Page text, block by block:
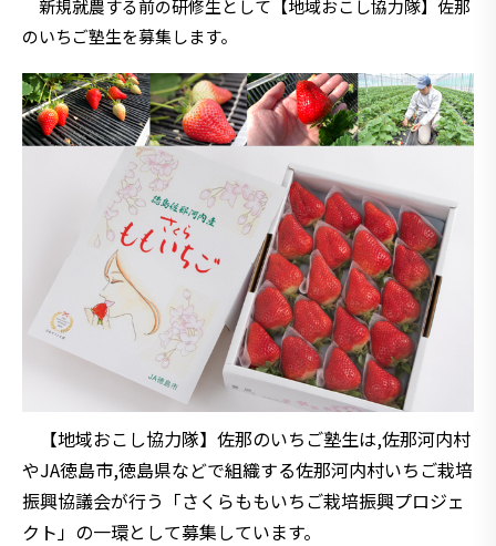
新規就農する前の研修生として【地域おこし協力隊】佐那
のいちご塾生を募集します。
【地域おこし協力隊】佐那のいちご塾生は,佐那河内村
やJA徳島市,徳島県などで組織する佐那河内村いちご栽培
振興協議会が行う「さくらももいちご栽培振興プロジェ
クト」の一環として募集しています。